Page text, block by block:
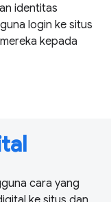
identitas
login ke situs
kepada
cara yang